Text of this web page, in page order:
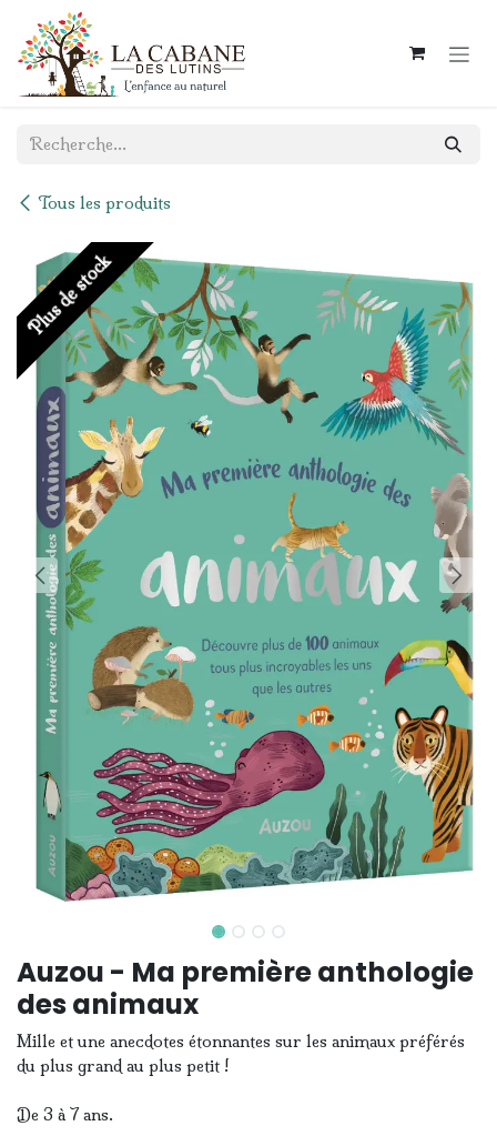
Se rendre au contenu
Tous les produits
Plus de stock
Auzou - Ma première anthologie
des animaux
Mille et une anecdotes étonnantes sur les animaux préférés
du plus grand au plus petit !
De 3 à 7 ans.